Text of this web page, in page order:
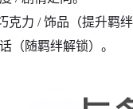
克力 / 饰品（提升羁
（随羁绊解锁）。